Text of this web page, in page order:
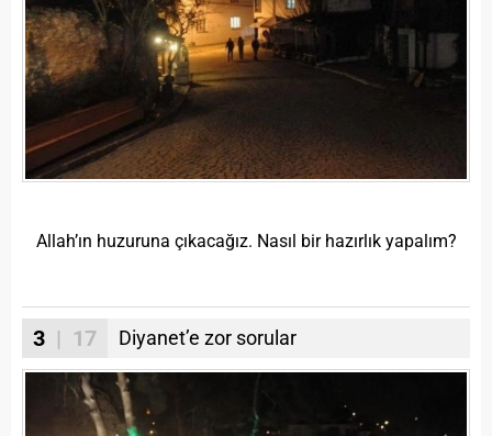
Allah’ın huzuruna çıkacağız. Nasıl bir hazırlık yapalım?
3 | 17 Diyanet’e zor sorular